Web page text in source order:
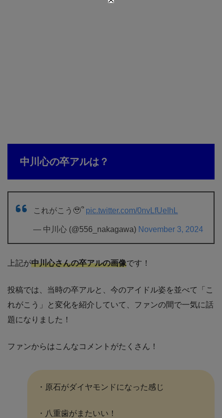
中川心の卒アルは？
これがこう🥹՞ pic.twitter.com/0nvLfUeIhL
— 中川心 (@556_nakagawa) November 3, 2024
上記が中川心さんの卒アルの画像です！
投稿では、当時の卒アルと、今のアイドル姿を並べて「こ
れがこう」と変化を紹介していて、ファンの間で一気に話
題になりました！
ファンからはこんなコメントがたくさん！
・原石がダイヤモンドになった感じ
・八重歯がまたいい！